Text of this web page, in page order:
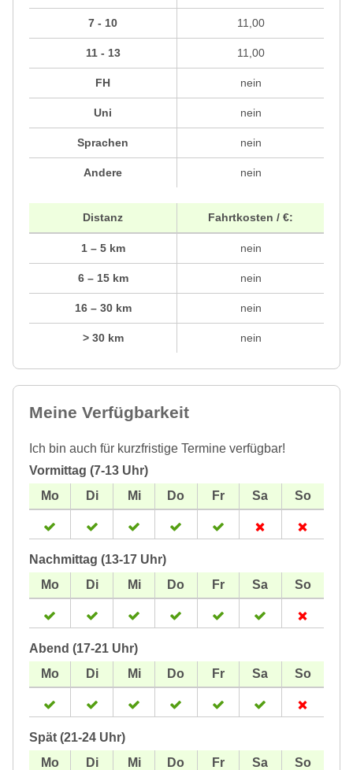
7 - 10
11 - 13
FH
Uni
Sprachen
Andere
11,00
11,00
nein
nein
nein
nein
Distanz
1 – 5 km
6 – 15 km
16 – 30 km
> 30 km
Fahrtkosten / €:
nein
nein
nein
nein
Meine Verfügbarkeit
Ich bin auch für kurzfristige Termine verfügbar!
Vormittag (7-13 Uhr)
Nachmittag (13-17 Uhr)
Abend (17-21 Uhr)
Spät (21-24 Uhr)